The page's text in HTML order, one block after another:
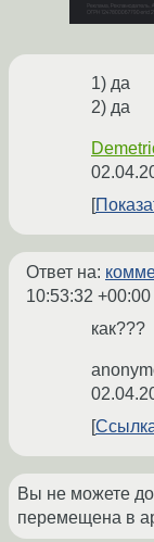
1) да
2) да
Ответ на:
10:53:32 +00:00
как???
Вы не можете
перемещена в